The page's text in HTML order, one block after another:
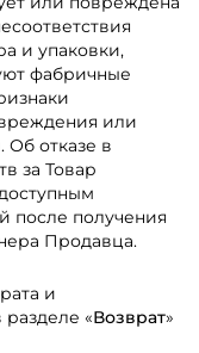
и упаковки,
фабричные
или
Об отказе в
за Товар
после получения
Продавца.
и
«Возврат»